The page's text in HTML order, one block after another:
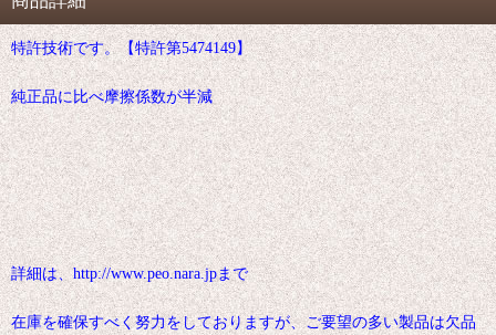
特許技術です。【特許第5474149】
純正品に比べ摩擦係数が半減
詳細は、http://www.peo.nara.jpまで
在庫を確保すべく努力をしておりますが、ご要望の多い製品は欠品